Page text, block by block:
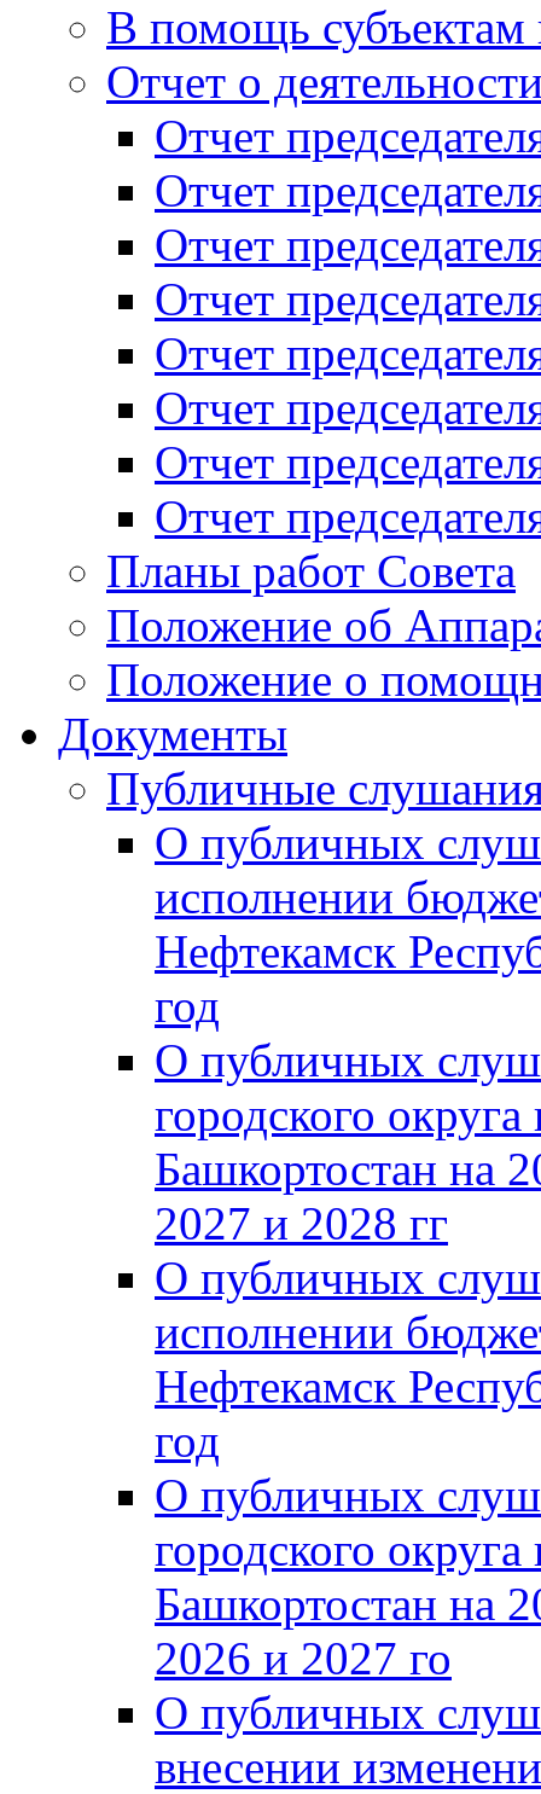
В помощь субъектам
Отчет о
Отчет
Отчет
Отчет
Отчет
Отчет
Отчет
Отчет
Отчет
Планы работ Совета
Положение об
Положение о
Документы
Публичные
О публичных
исполнении
Нефтекамск
год
О публичных
городского
Башкортостан на
2027 и 2028 гг
О публичных
исполнении
Нефтекамск
год
О публичных
городского
Башкортостан на
2026 и 2027 го
О публичных
внесении